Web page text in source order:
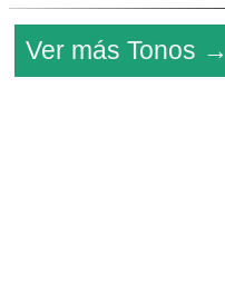
Ver más Tonos →